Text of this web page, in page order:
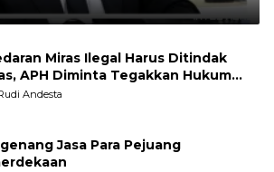
Miras Ilegal Harus Ditindak
APH Diminta Tegakkan Hukum
Pandang Bulu
Andesta
Jasa Para Pejuang